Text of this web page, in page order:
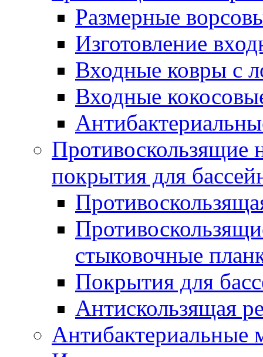
Размерные
Изготовление
Входные ковры с
Входные
Противоскользящие
покрытия для
стыковочные
Покрытия для
Антискользящая
Антибактериальные